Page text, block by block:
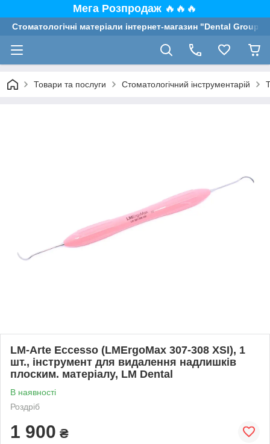
Мега Розпродаж 🔥🔥🔥
Стоматологічні матеріали інтернет-магазин "Dental Group"
Товари та послуги Стоматологічний інструментарій
LM-Arte Eccesso (LMErgoMax 307-308 XSI), 1
шт., інструмент для видалення надлишків
плоским. матеріалу, LM Dental
В наявності
Роздріб
1 900 ₴